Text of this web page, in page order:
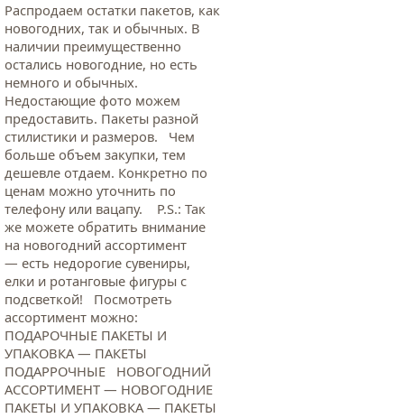
Распродаем остатки пакетов, как
новогодних, так и обычных. В
наличии преимущественно
остались новогодние, но есть
немного и обычных.
Недостающие фото можем
предоставить. Пакеты разной
стилистики и размеров. Чем
больше объем закупки, тем
дешевле отдаем. Конкретно по
ценам можно уточнить по
телефону или вацапу. Р.S.: Так
же можете обратить внимание
на новогодний ассортимент
— есть недорогие сувениры,
елки и ротанговые фигуры с
подсветкой! Посмотреть
ассортимент можно:
ПОДАРОЧНЫЕ ПАКЕТЫ И
УПАКОВКА — ПАКЕТЫ
ПОДАРРОЧНЫЕ НОВОГОДНИЙ
АССОРТИМЕНТ — НОВОГОДНИЕ
ПАКЕТЫ И УПАКОВКА — ПАКЕТЫ